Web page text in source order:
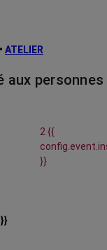
• ATELIER
aux
2 {{
}}